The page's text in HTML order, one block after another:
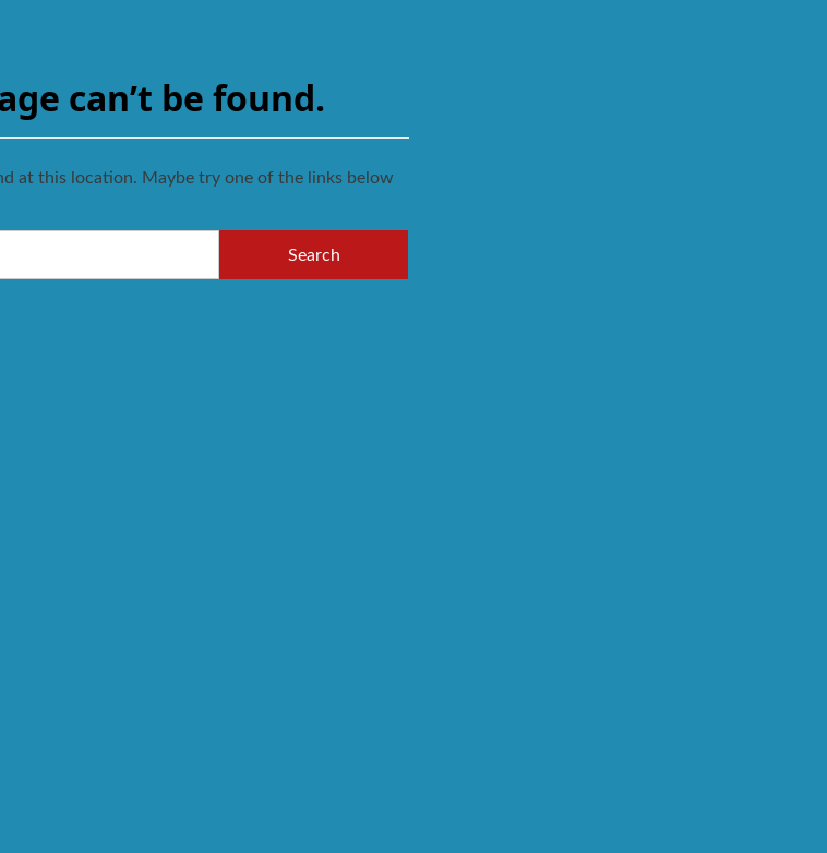
can’t be found.
at this location. Maybe try one of the links below